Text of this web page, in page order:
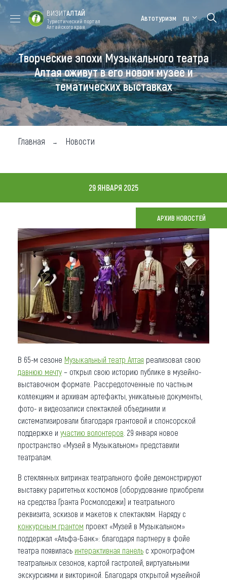
Форум VISIT
ALTAI
Цветение
маральника
Медицинский
форум
Алтайская
зимовка
Туры
Где побывать
Чем заняться
Карта
Что привезти (сувениры)
О регионе
Коллекция впечатлений
Другие рубрики
ВИЗИТАЛТАЙ
Туристический портал
Алтайского края
Автотуризм ru
Творческие эпохи Музыкального театра
Алтая оживут в его новом музее и
тематических выставках
Главная Новости
29 ЯНВАРЯ 2025
АРХИВ НОВОСТЕЙ
В 65-м сезоне Музыкальный театр Алтая реализовал свою
давнюю мечту – открыл свою историю публике в музейно-
выставочном формате. Рассредоточенные по частным
коллекциям и архивам артефакты, уникальные документы,
фото- и видеозаписи спектаклей объединили и
систематизировали благодаря грантовой и спонсорской
поддержке и участию волонтеров . 29 января новое
пространство «Музей в Музыкальном» представили
театралам.
В стеклянных витринах театрального фойе демонстрируют
выставку раритетных костюмов (оборудование приобрели
на средства Гранта Росмолодежи) и театрального
реквизита, эскизов и макетов к спектаклям. Наряду с
конкурсным грантом проект «Музей в Музыкальном»
поддержал «Альфа-Банк»: благодаря партнеру в фойе
театра появилась интерактивная панель с хронографом
театральных сезонов, картой гастролей, виртуальными
экскурсиями и викториной. Благодаря открытой музейной